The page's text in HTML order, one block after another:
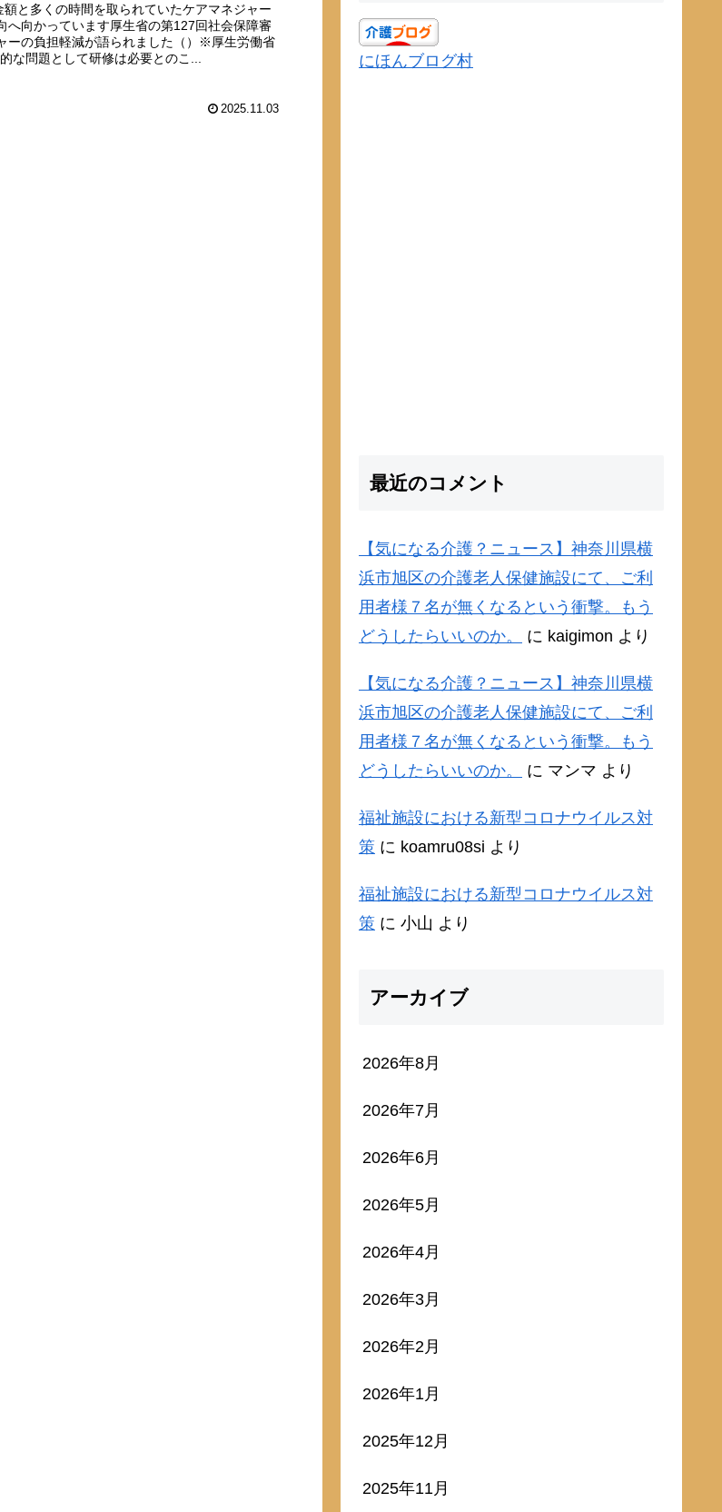
と多くの時間を取られていたケアマネジャー
へ向かっています厚生省の第127回社会保障審
ーの負担軽減が語られました（）※厚生労働省
な問題として研修は必要とのこ...
2025.11.03
にほんブログ村
最近のコメント
【気になる介護？ニュース】神奈川県横
浜市旭区の介護老人保健施設にて、ご利
用者様７名が無くなるという衝撃。もう
どうしたらいいのか。
に kaigimon より
【気になる介護？ニュース】神奈川県横
浜市旭区の介護老人保健施設にて、ご利
用者様７名が無くなるという衝撃。もう
どうしたらいいのか。
に マンマ より
福祉施設における新型コロナウイルス対
策 に koamru08si より
福祉施設における新型コロナウイルス対
策 に 小山 より
アーカイブ
2026年8月
2026年7月
2026年6月
2026年5月
2026年4月
2026年3月
2026年2月
2026年1月
2025年12月
2025年11月